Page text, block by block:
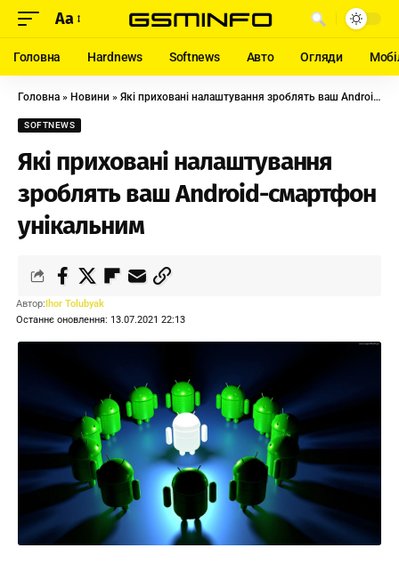
Aa
Головна Hardnews Softnews Авто Огляди
Головна » Новини » Які приховані налаштування зроблять ваш Android-смартфон унікальним
SOFTNEWS
Які приховані налаштування
зроблять ваш Android-смартфон
унікальним
Останнє оновлення: 13.07.2021 22:13
Автор:Ihor Tolubyak